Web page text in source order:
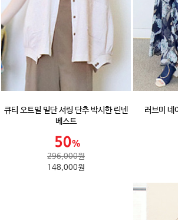
큐티 오트밀 밑단 셔링 단추 박시한 린넨
베스트
296,000원
148,000원
러브미 네